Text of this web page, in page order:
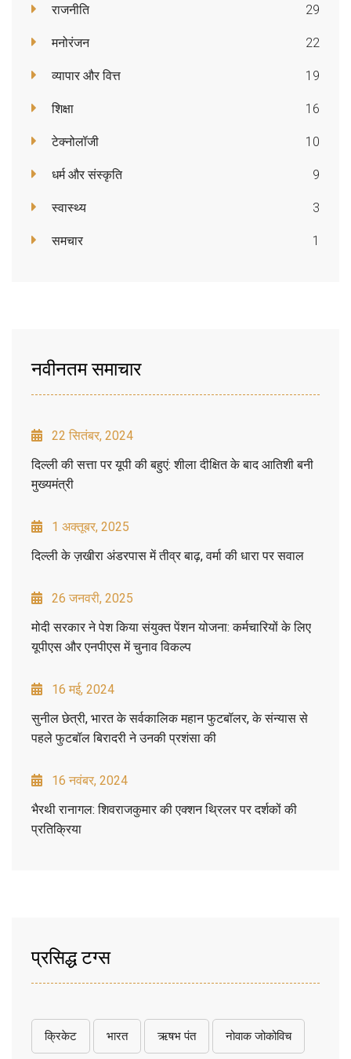
राजनीति 29
मनोरंजन 22
व्यापार और वित्त 19
शिक्षा 16
टेक्नोलॉजी 10
धर्म और संस्कृति 9
स्वास्थ्य 3
समचार 1
नवीनतम समाचार
22 सितंबर, 2024
दिल्ली की सत्ता पर यूपी की बहुएं: शीला दीक्षित के बाद आतिशी बनी
मुख्यमंत्री
1 अक्तूबर, 2025
दिल्ली के ज़खीरा अंडरपास में तीव्र बाढ़, वर्मा की धारा पर सवाल
26 जनवरी, 2025
मोदी सरकार ने पेश किया संयुक्त पेंशन योजना: कर्मचारियों के लिए
यूपीएस और एनपीएस में चुनाव विकल्प
16 मई, 2024
सुनील छेत्री, भारत के सर्वकालिक महान फुटबॉलर, के संन्यास से
पहले फुटबॉल बिरादरी ने उनकी प्रशंसा की
16 नवंबर, 2024
भैरथी रानागल: शिवराजकुमार की एक्शन थ्रिलर पर दर्शकों की
प्रतिक्रिया
प्रसिद्ध टग्स
क्रिकेट भारत ऋषभ पंत नोवाक जोकोविच